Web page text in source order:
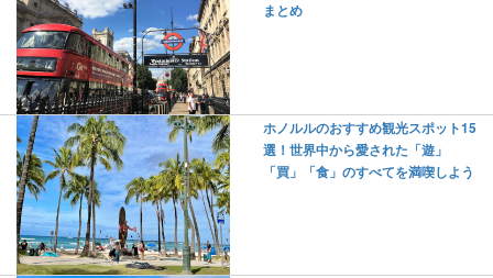
まとめ
ホノルルのおすすめ観光スポット15
選！世界中から愛された「遊」
「買」「食」のすべてを満喫しよう